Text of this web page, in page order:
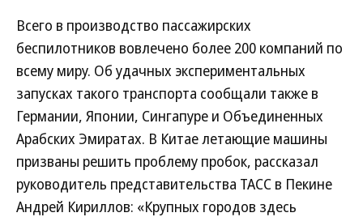
Всего в производство пассажирских
беспилотников вовлечено более 200 компаний по
всему миру. Об удачных экспериментальных
запусках такого транспорта сообщали также в
Германии, Японии, Сингапуре и Объединенных
Арабских Эмиратах. В Китае летающие машины
призваны решить проблему пробок, рассказал
руководитель представительства ТАСС в Пекине
Андрей Кириллов: «Крупных городов здесь